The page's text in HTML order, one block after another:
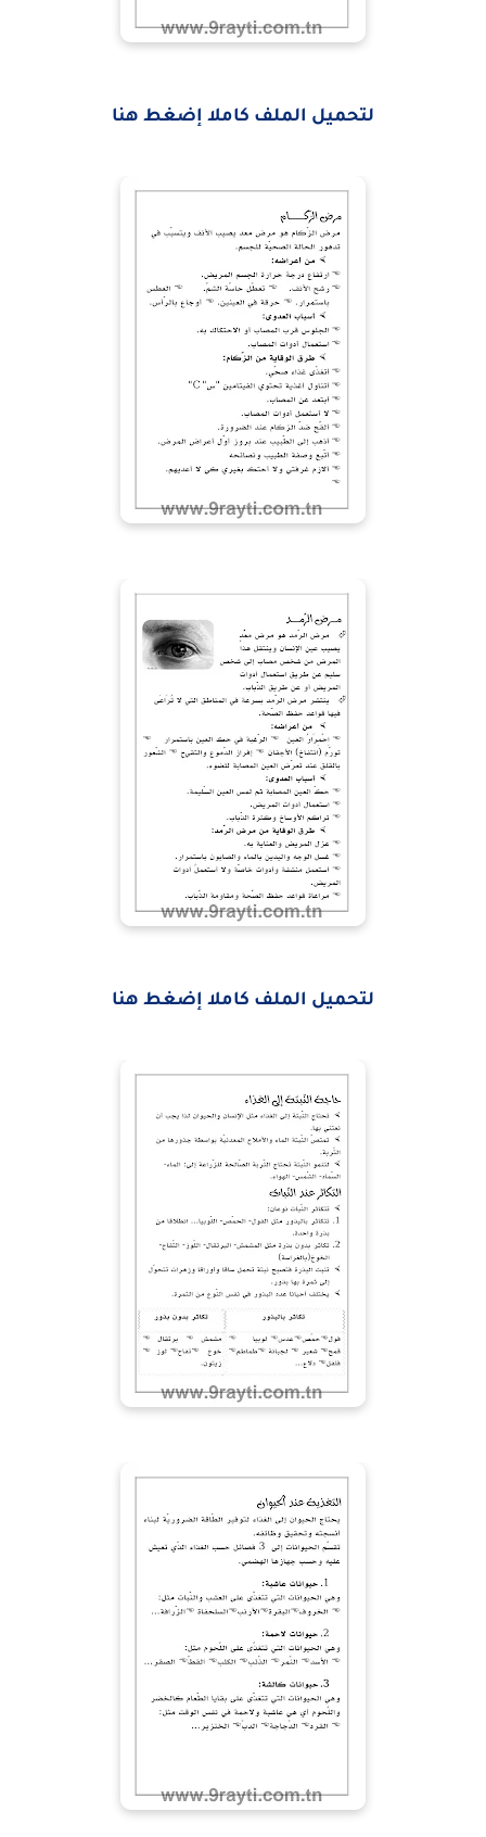
لتحميل الملف كاملا إضغط هنا
لتحميل الملف كاملا إضغط هنا